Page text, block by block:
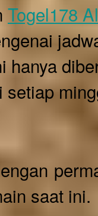
Togel178
hanya
saat ini.